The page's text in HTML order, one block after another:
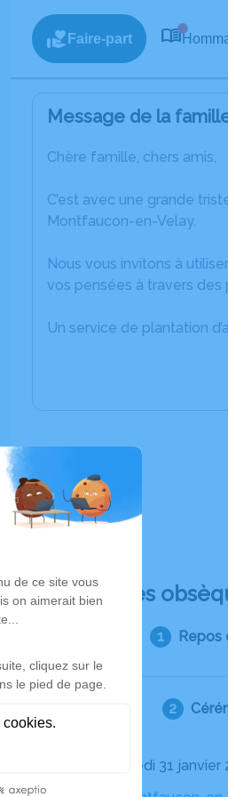
Faire-part
Message de la
Chère famille, chers amis,
C’est avec une grande
Montfaucon-en-Velay.
Nous vous invitons à
vos pensées à travers des
Un service de plantation
Déroulé des
Repos
Le mercredi 31